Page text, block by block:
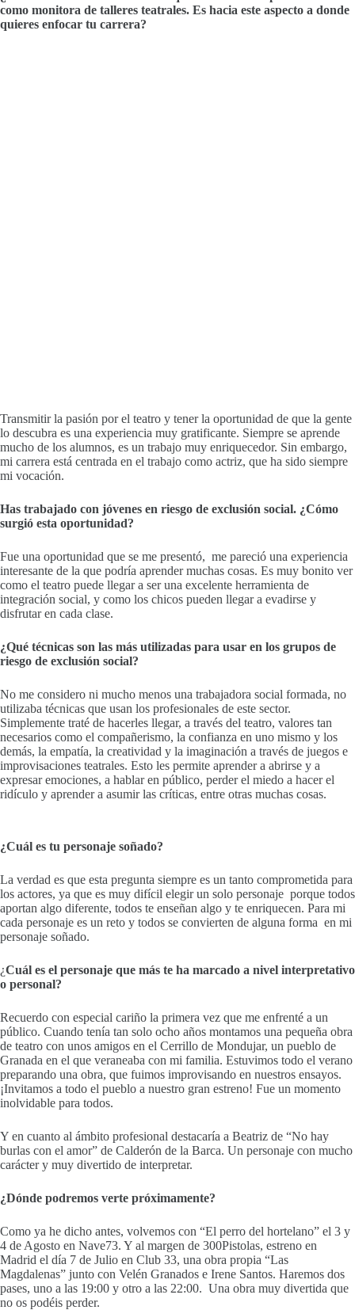
como monitora de talleres teatrales. Es hacia este aspecto a donde
quieres enfocar tu carrera?
Transmitir la pasión por el teatro y tener la oportunidad de que la gente
lo descubra es una experiencia muy gratificante. Siempre se aprende
mucho de los alumnos, es un trabajo muy enriquecedor. Sin embargo,
mi carrera está centrada en el trabajo como actriz, que ha sido siempre
mi vocación.
Has trabajado con jóvenes en riesgo de exclusión social. ¿Cómo
surgió esta oportunidad?
Fue una oportunidad que se me presentó, me pareció una experiencia
interesante de la que podría aprender muchas cosas. Es muy bonito ver
como el teatro puede llegar a ser una excelente herramienta de
integración social, y como los chicos pueden llegar a evadirse y
disfrutar en cada clase.
¿Qué técnicas son las más utilizadas para usar en los grupos de
riesgo de exclusión social?
No me considero ni mucho menos una trabajadora social formada, no
utilizaba técnicas que usan los profesionales de este sector.
Simplemente traté de hacerles llegar, a través del teatro, valores tan
necesarios como el compañerismo, la confianza en uno mismo y los
demás, la empatía, la creatividad y la imaginación a través de juegos e
improvisaciones teatrales. Esto les permite aprender a abrirse y a
expresar emociones, a hablar en público, perder el miedo a hacer el
ridículo y aprender a asumir las críticas, entre otras muchas cosas.
¿Cuál es tu personaje soñado?
La verdad es que esta pregunta siempre es un tanto comprometida para
los actores, ya que es muy difícil elegir un solo personaje porque todos
aportan algo diferente, todos te enseñan algo y te enriquecen. Para mi
cada personaje es un reto y todos se convierten de alguna forma en mi
personaje soñado.
¿Cuál es el personaje que más te ha marcado a nivel interpretativo
o personal?
Recuerdo con especial cariño la primera vez que me enfrenté a un
público. Cuando tenía tan solo ocho años montamos una pequeña obra
de teatro con unos amigos en el Cerrillo de Mondujar, un pueblo de
Granada en el que veraneaba con mi familia. Estuvimos todo el verano
preparando una obra, que fuimos improvisando en nuestros ensayos.
¡Invitamos a todo el pueblo a nuestro gran estreno! Fue un momento
inolvidable para todos.
Y en cuanto al ámbito profesional destacaría a Beatriz de “No hay
burlas con el amor” de Calderón de la Barca. Un personaje con mucho
carácter y muy divertido de interpretar.
¿Dónde podremos verte próximamente?
Como ya he dicho antes, volvemos con “El perro del hortelano” el 3 y
4 de Agosto en Nave73. Y al margen de 300Pistolas, estreno en
Madrid el día 7 de Julio en Club 33, una obra propia “Las
Magdalenas” junto con Velén Granados e Irene Santos. Haremos dos
pases, uno a las 19:00 y otro a las 22:00. Una obra muy divertida que
no os podéis perder.